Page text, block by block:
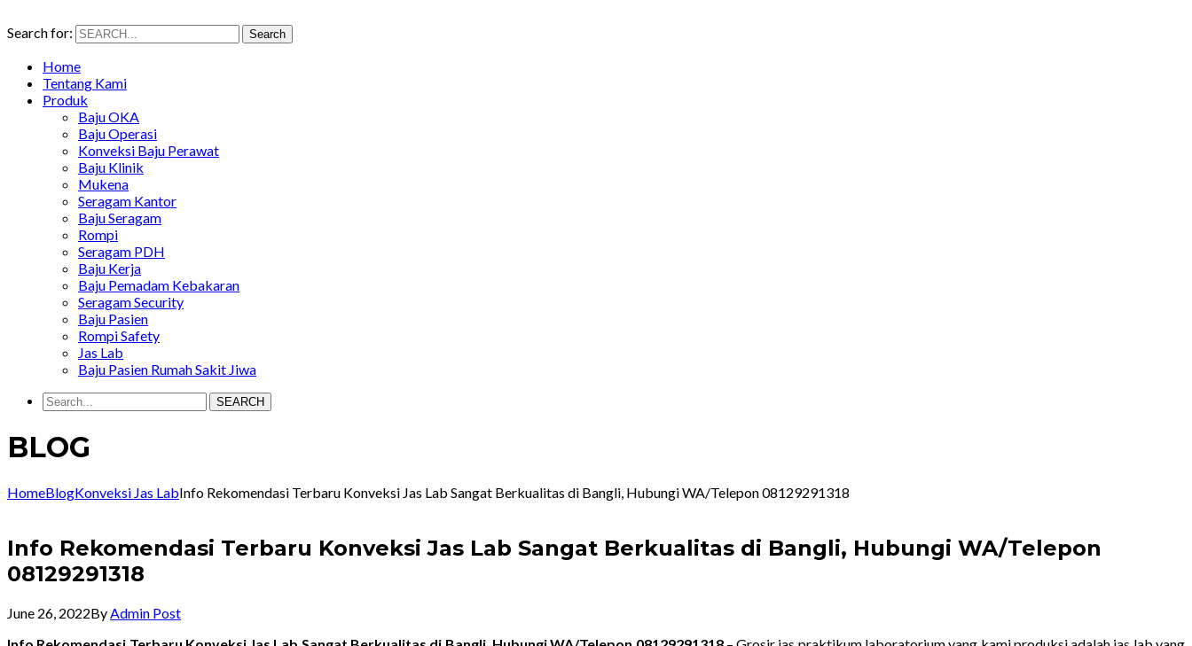
Search for: Search
Home
Tentang Kami
Produk
Baju OKA
Baju Operasi
Konveksi Baju Perawat
Baju Klinik
Mukena
Seragam Kantor
Baju Seragam
Rompi
Seragam PDH
Baju Kerja
Baju Pemadam Kebakaran
Seragam Security
Baju Pasien
Rompi Safety
Jas Lab
Baju Pasien Rumah Sakit Jiwa
SEARCH
BLOG
HomeBlogKonveksi Jas LabInfo Rekomendasi Terbaru Konveksi Jas Lab Sangat Berkualitas di Bangli, Hubungi WA/Telepon 08129291318
Info Rekomendasi Terbaru Konveksi Jas Lab Sangat Berkualitas di Bangli, Hubungi WA/Telepon
08129291318
June 26, 2022By Admin Post